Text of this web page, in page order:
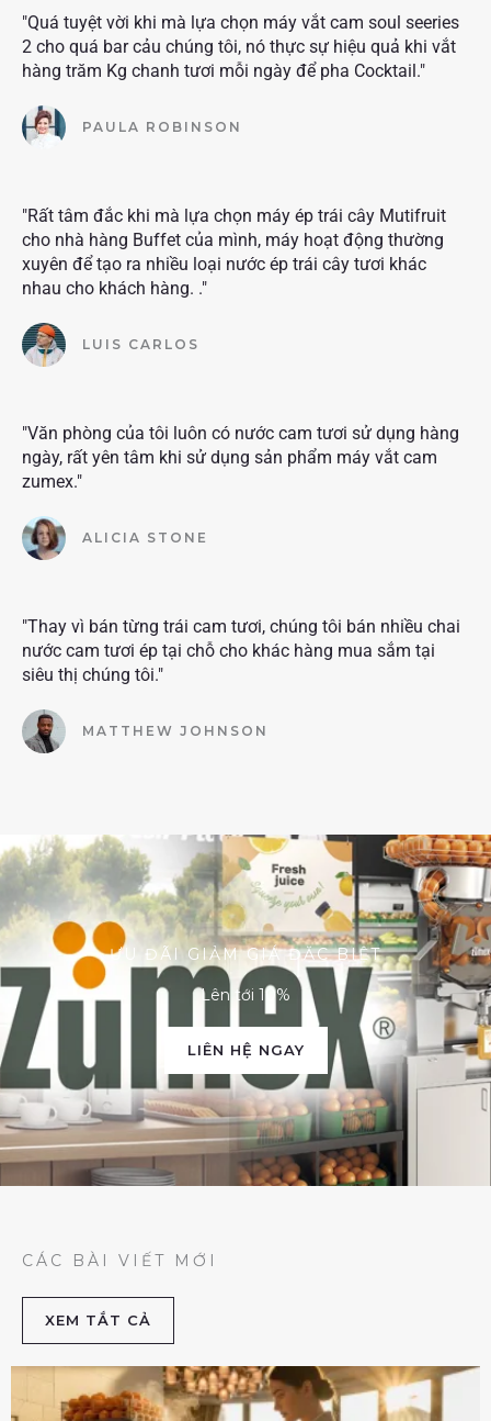
"Quá tuyệt vời khi mà lựa chọn máy vắt cam soul seeries
2 cho quá bar cảu chúng tôi, nó thực sự hiệu quả khi vắt
hàng trăm Kg chanh tươi mỗi ngày để pha Cocktail."
PAULA ROBINSON
"Rất tâm đắc khi mà lựa chọn máy ép trái cây Mutifruit
cho nhà hàng Buffet của mình, máy hoạt động thường
xuyên để tạo ra nhiều loại nước ép trái cây tươi khác
nhau cho khách hàng. ."
LUIS CARLOS
"Văn phòng của tôi luôn có nước cam tươi sử dụng hàng
ngày, rất yên tâm khi sử dụng sản phẩm máy vắt cam
zumex."
ALICIA STONE
"Thay vì bán từng trái cam tươi, chúng tôi bán nhiều chai
nước cam tươi ép tại chỗ cho khác hàng mua sắm tại
siêu thị chúng tôi."
MATTHEW JOHNSON
ƯU ĐÃI GIẢM GIÁ ĐẶC BIỆT
Lên tới 10%
LIÊN HỆ NGAY
CÁC BÀI VIẾT MỚI
XEM TẮT CẢ